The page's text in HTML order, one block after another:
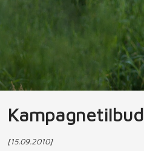
Kampagnetilbud
[15.09.2010]